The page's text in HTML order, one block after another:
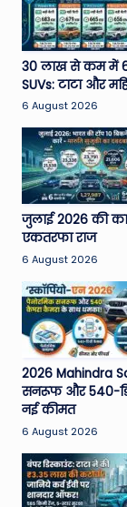
30 लाख से कम में
SUVs: टाटा और
6 August 2026
जुलाई 2026 की
एकतरफा राज
6 August 2026
2026 Mahindra
सनरूफ और 540-
नई कीमत
6 August 2026